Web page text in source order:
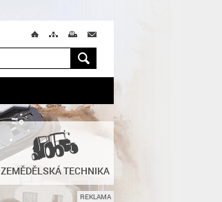
Ú M T M
H
ZEMĚDĚLSKÁ TECHNIKA
REKLAMA